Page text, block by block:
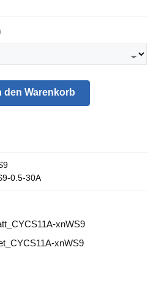
Wert ein oder benutze die
den Warenkorb
0.5-30A
xnWS9
xnWS9